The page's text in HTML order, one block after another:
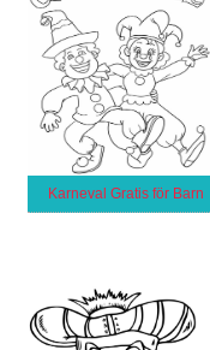
Karneval Gratis för Barn